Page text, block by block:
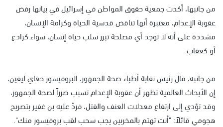
من جانبها، أكدت جمعية حقوق المواطن في إسرائيل في بيانها رفض
عقوبة الإعدام، معتبرة أنها تناقض قدسية الحياة وكرامة الإنسان،
مشددة على أنه لا توجد أي مصلحة تبرر سلب حياة إنسان، سواء كرادع
أو كعقاب.
من جانبه، قال رئيس نقابة أطباء صحة الجمهور، البروفيسور حغاي ليفين،
إن الأبحاث العالمية تظهر أن عقوبة الإعدام تسبب ضرراً لصحة الجمهور،
وقد تؤدي إلى ارتفاع معدلات العنف والقتل، فردّ عليه بن غفير بتصريح
هجومي قائلاً: "أنت تهتم بالمخربين يجب سحب لقب بروفيسور منك".